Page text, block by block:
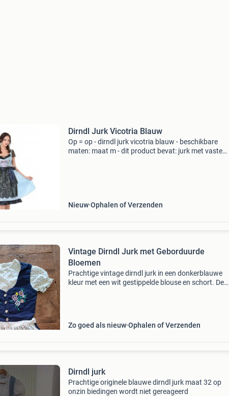
Dirndl Jurk Vicotria Blauw
Op = op - dirndl jurk vicotria blauw - beschikbare
maten: maat m - dit product bevat: jurk met vaste
Nieuw Ophalen of Verzenden
Vintage Dirndl Jurk met Geborduurde
Bloemen
Prachtige vintage dirndl jurk in een donkerblauwe
kleur met een wit gestippelde blouse en schort. De
Zo goed als nieuw Ophalen of Verzenden
Dirndl jurk
Prachtige originele blauwe dirndl jurk maat 32 op
onzin biedingen wordt niet gereageerd